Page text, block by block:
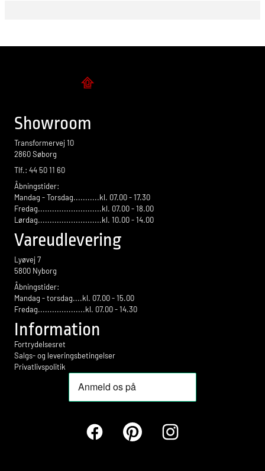
Showroom
Transformervej 10
2860 Søborg
Tlf.: 44 50 11 60
Åbningstider:
Mandag - Torsdag...........kl. 07.00 - 17.30
Fredag...........................kl. 07.00 - 18.00
Lørdag...........................kl. 10.00 - 14.00
Vareudlevering
Lyøvej 7
5800 Nyborg
Åbningstider:
Mandag - torsdag....kl. 07.00 - 15.00
Fredag....................kl. 07.00 - 14.30
Information
Fortrydelsesret
Salgs- og leveringsbetingelser
Privatlivspolitik